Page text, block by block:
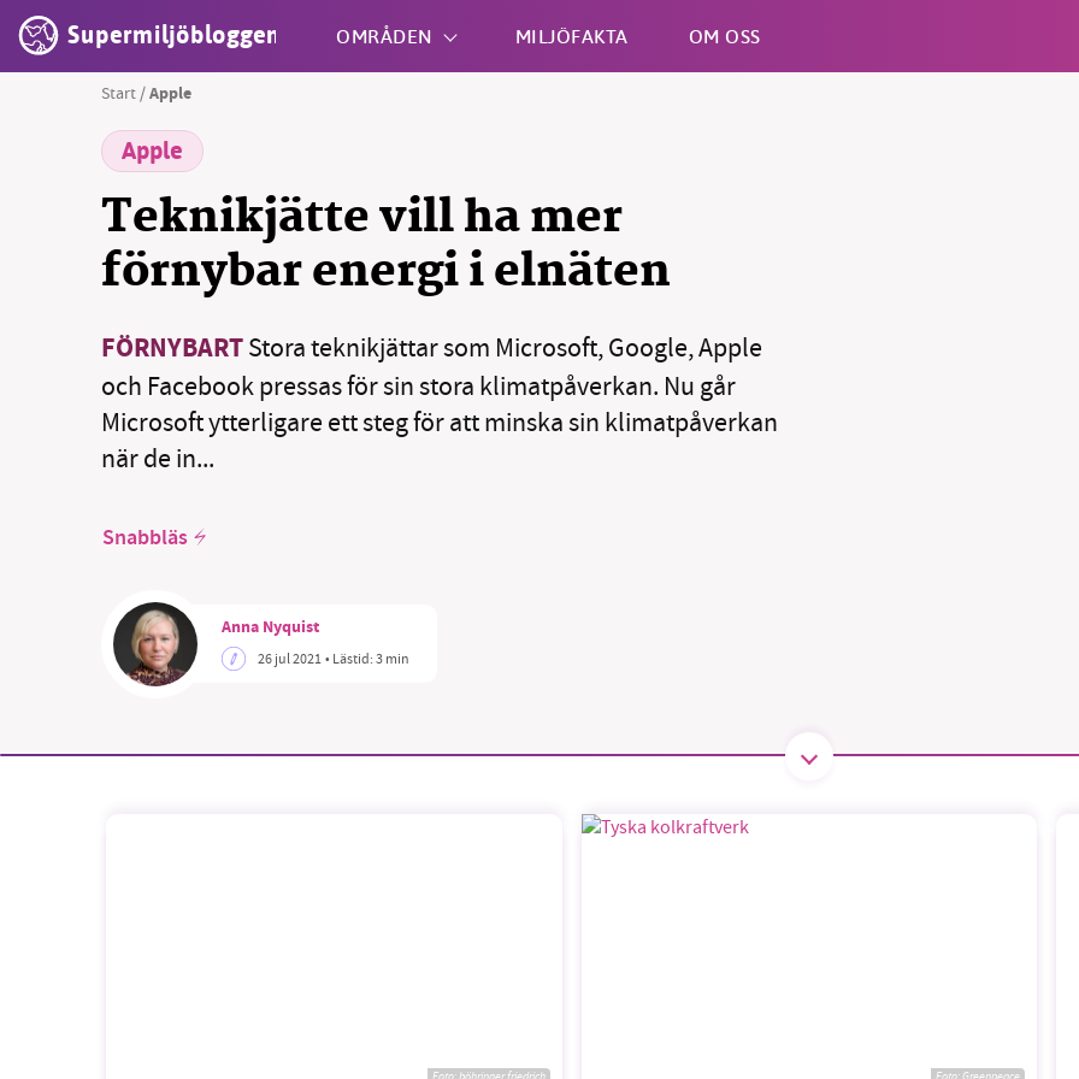
Supermiljöbloggen OMRÅDEN MILJÖFAKTA OM OSS
Start /Apple
Apple
Teknikjätte vill ha mer
förnybar energi i elnäten
FÖRNYBARTStora teknikjättar som Microsoft, Google, Apple
och Facebook pressas för sin stora klimatpåverkan. Nu går
Microsoft ytterligare ett steg för att minska sin klimatpåverkan
när de in...
Snabbläs
Anna Nyquist
26 jul 2021• Lästid:3 min
Foto:böhringer friedrich Foto: Greenpeace
nyhetsbevakning och granskningar. Nu vill vi utveckla vårt
Stötta vårt arbete genom att swisha en slant till